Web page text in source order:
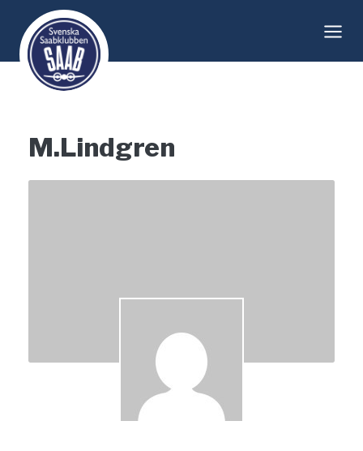
content
M.Lindgren